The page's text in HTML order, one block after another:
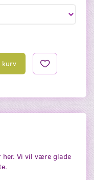
her. Vi vil være glade